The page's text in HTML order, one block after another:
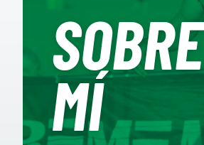
SOBRE
MÍ